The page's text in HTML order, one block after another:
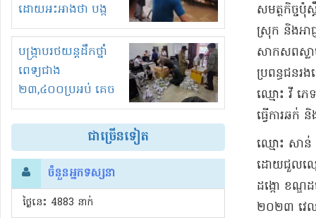
ដោយអះអាងថា បង្ក
បាក់ច្រាំងទន្លេ និង
រំខានទាំងយប់ទាំងថ្ងៃ
បង្ក្រាបរថយន្តដឹកថ្នាំ
ពេទ្យជាង
២៣,៤០០ប្រអប់ គេច
ពន្ធនិងអត់ច្បាប់នាំ
ចូល!?
ជាច្រើនទៀត
ចំនួនអ្នកទស្សនា
ថ្ងៃនេះ​ 4883 នាក់
សមត្ថកិច្ច​ប៉ុ
ស្រុក និង​អា
សាកសព​ស្លា
ប្រពន្ធ​ជនរ
ឈ្មោះ វី ភេ
ធ្វើការ​ឆក់
ឈ្មោះ សាន់
ដោយ​ជួល​ឈ្ម
ដង្កោ ខណ្ឌដ
២០២៣ វេល